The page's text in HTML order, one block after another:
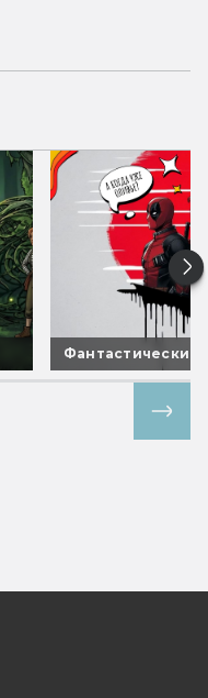
Фантастические